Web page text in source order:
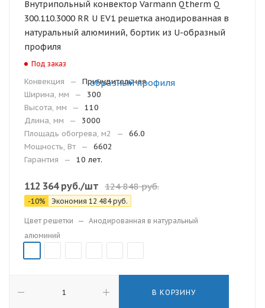
Внутрипольный конвектор Varmann Qtherm Q
300.110.3000 RR U EV1 решетка анодированная в
натуральный алюминий, бортик из U-образный
профиля
Под заказ
Конвекция —
Принудительная
Ширина, мм
—
300
Высота, мм
—
110
Длина, мм
—
3000
Площадь обогрева, м2
—
66.0
Мощность, Вт
—
6602
Гарантия
— 10 лет.
112 364руб./шт 124 848руб.
-10% Экономия 12 484руб.
Цвет решетки — Анодированная в натуральный
алюминий
В КОРЗИНУ